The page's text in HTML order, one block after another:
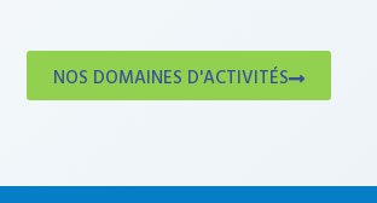
NOS DOMAINES D'ACTIVITÉS